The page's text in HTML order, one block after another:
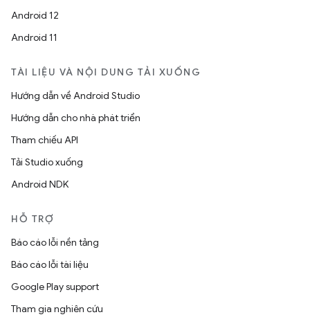
Android 12
Android 11
TÀI LIỆU VÀ NỘI DUNG TẢI XUỐNG
Hướng dẫn về Android Studio
Hướng dẫn cho nhà phát triển
Tham chiếu API
Tải Studio xuống
Android NDK
HỖ TRỢ
Báo cáo lỗi nền tảng
Báo cáo lỗi tài liệu
Google Play support
Tham gia nghiên cứu